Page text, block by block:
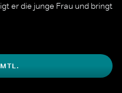
er die junge Frau und bringt